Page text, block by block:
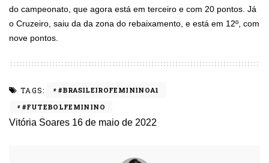
do campeonato, que agora está em terceiro e com 20 pontos. Já
o Cruzeiro, saiu da da zona do rebaixamento, e está em 12º, com
nove pontos.
TAGS:
#BRASILEIROFEMININOA1
#FUTEBOLFEMININO
Vitória Soares 16 de maio de 2022